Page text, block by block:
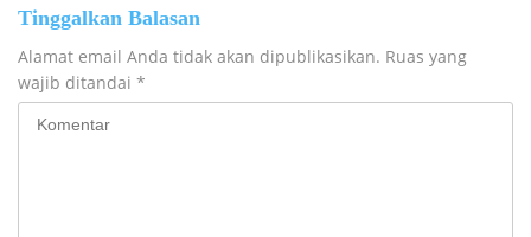
Tinggalkan Balasan
Alamat email Anda tidak akan dipublikasikan. Ruas yang
wajib ditandai *